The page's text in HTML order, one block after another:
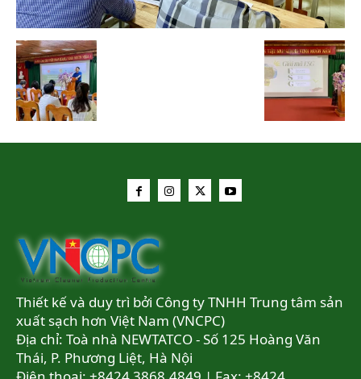
Thiết kế và duy trì bởi Công ty TNHH Trung tâm sản
xuất sạch hơn Việt Nam (VNCPC)
Địa chỉ: Toà nhà NEWTATCO - Số 125 Hoàng Văn
Thái, P. Phương Liệt, Hà Nội